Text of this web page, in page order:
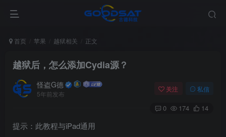
首页 苹果 越狱相关 正文
越狱后，怎么添加Cydia源？
怪盗G德
5年前发布
关注 私信
0 174 14
提示：此教程与iPad通用